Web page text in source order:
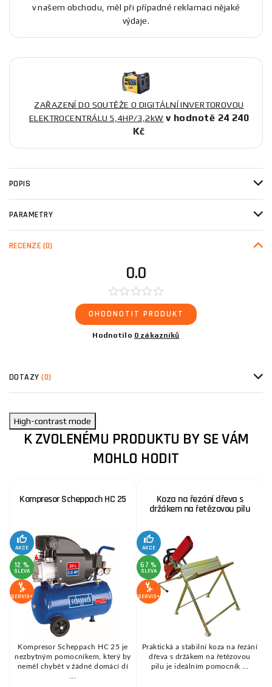
v našem obchodu, měl při případné reklamaci nějaké
výdaje.
ZAŘAZENÍ DO SOUTĚŽE O DIGITÁLNÍ INVERTOROVOU
ELEKTROCENTRÁLU 5,4HP/3,2kW v hodnotě 24 240
Kč
POPIS
PARAMETRY
RECENZE (0)
0.0
OHODNOTIT PRODUKT
Hodnotilo 0 zákazníků
DOTAZY(0)
High-contrast mode
K ZVOLENÉMU PRODUKTU BY SE VÁM
MOHLO HODIT
Kompresor Scheppach HC 25
AKCE
12 %
SLEVA
SERVIS+
Kompresor Scheppach HC 25 je
nezbytným pomocníkem, který by
neměl chybět v žádné domácí dí
Koza na řezání dřeva s
držákem na řetězovou pilu
AKCE
67 %
SLEVA
SERVIS+
Praktická a stabilní koza na řezání
dřeva s držákem na řetězovou
pilu je ideálním pomocník ...